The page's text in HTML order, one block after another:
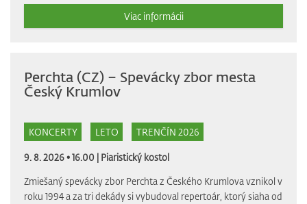
Viac informácii
Perchta (CZ) – Spevácky zbor mesta
Český Krumlov
KONCERTY LETO TRENČÍN 2026
9. 8. 2026 • 16.00 | Piaristický kostol
Zmiešaný spevácky zbor Perchta z Českého Krumlova vznikol v
roku 1994 a za tri dekády si vybudoval repertoár, ktorý siaha od